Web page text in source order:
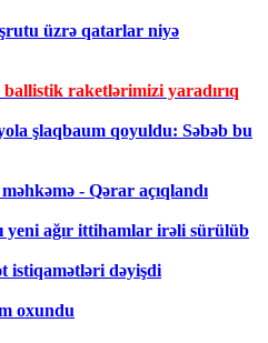
üzrə qatarlar niyə
ballistik raketlərimizi yaradırıq
şlaqbaum qoyuldu: Səbəb bu
- Qərar açıqlandı
yeni ağır ittihamlar irəli sürülüb
istiqamətləri dəyişdi
oxundu